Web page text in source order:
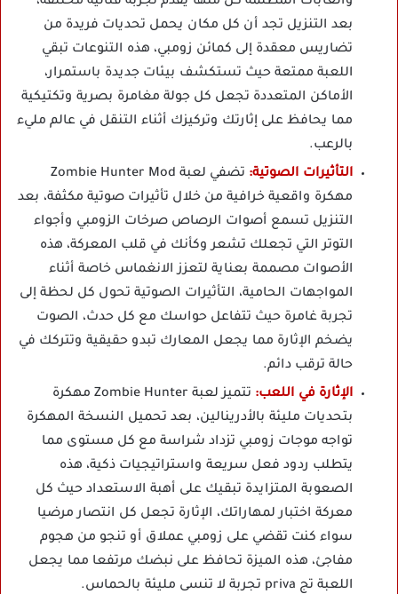
بعد التنزيل تجد أن كل مكان يحمل تحديات فريدة من
تضاريس معقدة إلى كمائن زومبي، هذه التنوعات تبقي
اللعبة ممتعة حيث تستكشف بيئات جديدة باستمرار،
الأماكن المتعددة تجعل كل جولة مغامرة بصرية وتكتيكية
مما يحافظ على إثارتك وتركيزك أثناء التنقل في عالم مليء
بالرعب.
التأثيرات الصوتية:
تضفي لعبة Zombie Hunter Mod
مهكرة واقعية خرافية من خلال تأثيرات صوتية مكثفة، بعد
التنزيل تسمع أصوات الرصاص صرخات الزومبي وأجواء
التوتر التي تجعلك تشعر وكأنك في قلب المعركة، هذه
الأصوات مصممة بعناية لتعزز الانغماس خاصة أثناء
المواجهات الحامية، التأثيرات الصوتية تحول كل لحظة إلى
تجربة غامرة حيث تتفاعل حواسك مع كل حدث، الصوت
يضخم الإثارة مما يجعل المعارك تبدو حقيقية وتتركك في
حالة ترقب دائم.
الإثارة في اللعب:
تتميز لعبة Zombie Hunter مهكرة
بتحديات مليئة بالأدرينالين، بعد تحميل النسخة المهكرة
تواجه موجات زومبي تزداد شراسة مع كل مستوى مما
يتطلب ردود فعل سريعة واستراتيجيات ذكية، هذه
الصعوبة المتزايدة تبقيك على أهبة الاستعداد حيث كل
معركة اختبار لمهاراتك، الإثارة تجعل كل انتصار مرضيا
سواء كنت تقضي على زومبي عملاق أو تنجو من هجوم
مفاجئ، هذه الميزة تحافظ على نبضك مرتفعا مما يجعل
اللعبة تج priva تجربة لا تنسى مليئة بالحماس.